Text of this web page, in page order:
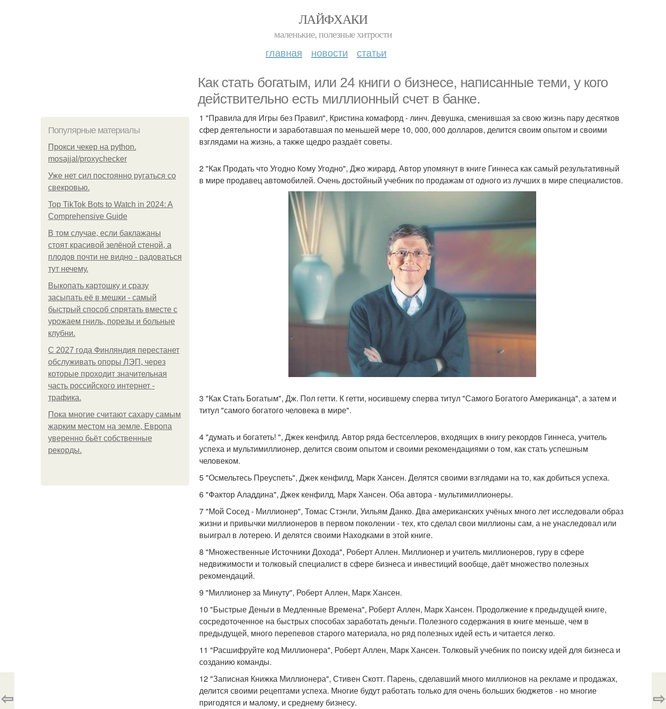
ЛАЙФХАКИ
маленькие, полезные хитрости
главная новости статьи
Как стать богатым, или 24 книги о бизнесе, написанные теми, у кого
действительно есть миллионный счет в банке.
Популярные материалы
Прокси чекер на python.
mosajjal/proxychecker
Уже нет сил постоянно ругаться со
свекровью.
Top TikTok Bots to Watch in 2024: A
Comprehensive Guide
В том случае, если баклажаны
стоят красивой зелёной стеной, а
плодов почти не видно - радоваться
тут нечему.
Выкопать картошку и сразу
засыпать её в мешки - самый
быстрый способ спрятать вместе с
урожаем гниль, порезы и больные
клубни.
С 2027 года Финляндия перестанет
обслуживать опоры ЛЭП, через
которые проходит значительная
часть российского интернет -
трафика.
Пока многие считают сахару самым
жарким местом на земле, Европа
уверенно бьёт собственные
рекорды.
1 "Правила для Игры без Правил", Кристина комафорд - линч. Девушка, сменившая за свою жизнь пару десятков
сфер деятельности и заработавшая по меньшей мере 10, 000, 000 долларов, делится своим опытом и своими
взглядами на жизнь, а также щедро раздаёт советы.
2 "Как Продать что Угодно Кому Угодно", Джо жирард. Автор упомянут в книге Гиннеса как самый результативный
в мире продавец автомобилей. Очень достойный учебник по продажам от одного из лучших в мире специалистов.
3 "Как Стать Богатым", Дж. Пол гетти. К гетти, носившему сперва титул "Самого Богатого Американца", а затем и
титул "самого богатого человека в мире".
4 "думать и богатеть! ", Джек кенфилд. Автор ряда бестселлеров, входящих в книгу рекордов Гиннеса, учитель
успеха и мультимиллионер, делится своим опытом и своими рекомендациями о том, как стать успешным
человеком.
5 "Осмельтесь Преуспеть", Джек кенфилд, Марк Хансен. Делятся своими взглядами на то, как добиться успеха.
6 "Фактор Аладдина", Джек кенфилд, Марк Хансен. Оба автора - мультимиллионеры.
7 "Мой Сосед - Миллионер", Томас Стэнли, Уильям Данко. Два американских учёных много лет исследовали образ
жизни и привычки миллионеров в первом поколении - тех, кто сделал свои миллионы сам, а не унаследовал или
выиграл в лотерею. И делятся своими Находками в этой книге.
8 "Множественные Источники Дохода", Роберт Аллен. Миллионер и учитель миллионеров, гуру в сфере
недвижимости и толковый специалист в сфере бизнеса и инвестиций вообще, даёт множество полезных
рекомендаций.
9 "Миллионер за Минуту", Роберт Аллен, Марк Хансен.
10 "Быстрые Деньги в Медленные Времена", Роберт Аллен, Марк Хансен. Продолжение к предыдущей книге,
сосредоточенное на быстрых способах заработать деньги. Полезного содержания в книге меньше, чем в
предыдущей, много перепевов старого материала, но ряд полезных идей есть и читается легко.
11 "Расшифруйте код Миллионера", Роберт Аллен, Марк Хансен. Толковый учебник по поиску идей для бизнеса и
созданию команды.
12 "Записная Книжка Миллионера", Стивен Скотт. Парень, сделавший много миллионов на рекламе и продажах,
делится своими рецептами успеха. Многие будут работать только для очень больших бюджетов - но многие
пригодятся и малому, и среднему бизнесу.
⇦ ⇨